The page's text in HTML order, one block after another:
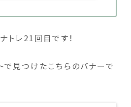
レ21回目です！
で見つけたこちらのバナーで